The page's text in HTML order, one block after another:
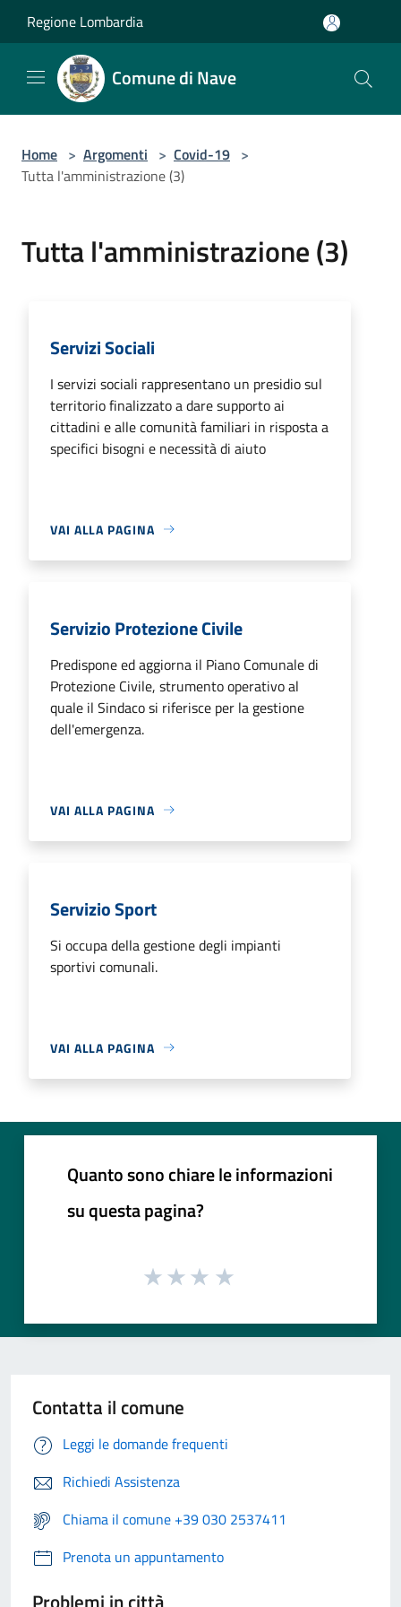
Regione Lombardia
Comune di Nave
Home > Argomenti > Covid-19 >
Tutta l'amministrazione (3)
Tutta l'amministrazione (3)
Servizi Sociali
I servizi sociali rappresentano un presidio sul
territorio finalizzato a dare supporto ai
cittadini e alle comunità familiari in risposta a
specifici bisogni e necessità di aiuto
VAI ALLA PAGINA
Servizio Protezione Civile
Predispone ed aggiorna il Piano Comunale di
Protezione Civile, strumento operativo al
quale il Sindaco si riferisce per la gestione
dell'emergenza.
VAI ALLA PAGINA
Servizio Sport
Si occupa della gestione degli impianti
sportivi comunali.
VAI ALLA PAGINA
Quanto sono chiare le informazioni
su questa pagina?
Contatta il comune
Leggi le domande frequenti
Richiedi Assistenza
Chiama il comune +39 030 2537411
Prenota un appuntamento